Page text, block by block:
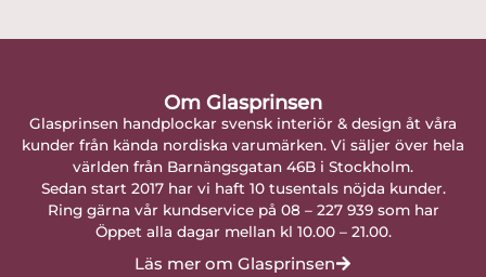
Om Glasprinsen
Glasprinsen handplockar svensk interiör & design åt våra
kunder från kända nordiska varumärken. Vi säljer över hela
världen från Barnängsgatan 46B i Stockholm.
Sedan start 2017 har vi haft 10 tusentals nöjda kunder.
Ring gärna vår kundservice på 08 – 227 939 som har
Öppet alla dagar mellan kl 10.00 – 21.00.
Läs mer om Glasprinsen